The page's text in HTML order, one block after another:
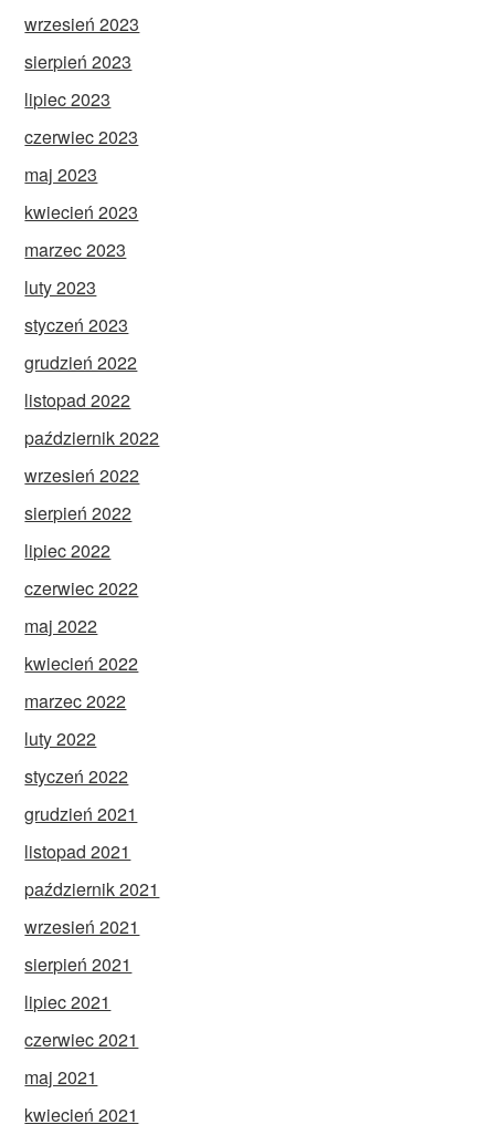
wrzesień 2023
sierpień 2023
lipiec 2023
czerwiec 2023
maj 2023
kwiecień 2023
marzec 2023
luty 2023
styczeń 2023
grudzień 2022
listopad 2022
październik 2022
wrzesień 2022
sierpień 2022
lipiec 2022
czerwiec 2022
maj 2022
kwiecień 2022
marzec 2022
luty 2022
styczeń 2022
grudzień 2021
listopad 2021
październik 2021
wrzesień 2021
sierpień 2021
lipiec 2021
czerwiec 2021
maj 2021
kwiecień 2021